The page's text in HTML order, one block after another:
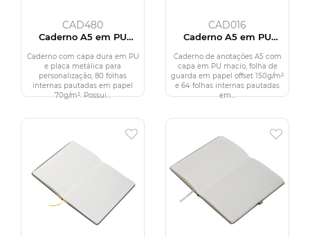
CAD480
Caderno A5 em PU
Caderno com capa dura em PU
e placa metálica para
personalização, 80 folhas
internas pautadas em papel
70g/m². Possui...
CAD016
Caderno A5 em PU
Caderno de anotações A5 com
capa em PU macio, folha de
guarda em papel offset 150g/m²
e 64 folhas internas pautadas
em...